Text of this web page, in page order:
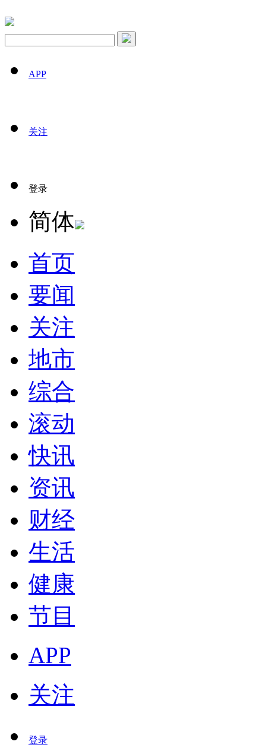
APP
关注
登录
简体
首页
要闻
关注
地市
综合
滚动
快讯
资讯
财经
生活
健康
节目
APP
关注
登录